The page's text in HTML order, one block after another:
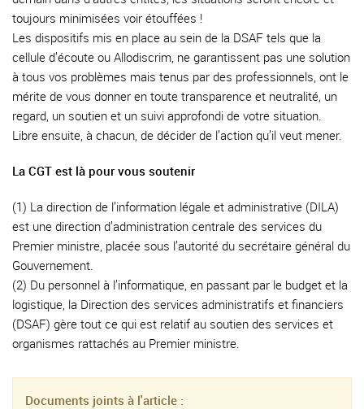
toujours minimisées voir étouffées !
Les dispositifs mis en place au sein de la DSAF tels que la
cellule d’écoute ou Allodiscrim, ne garantissent pas une solution
à tous vos problèmes mais tenus par des professionnels, ont le
mérite de vous donner en toute transparence et neutralité, un
regard, un soutien et un suivi approfondi de votre situation.
Libre ensuite, à chacun, de décider de l’action qu’il veut mener.
La CGT est là pour vous soutenir
(1) La direction de l’information légale et administrative (DILA)
est une direction d’administration centrale des services du
Premier ministre, placée sous l’autorité du secrétaire général du
Gouvernement.
(2) Du personnel à l’informatique, en passant par le budget et la
logistique, la Direction des services administratifs et financiers
(DSAF) gère tout ce qui est relatif au soutien des services et
organismes rattachés au Premier ministre.
Documents joints à l'article :